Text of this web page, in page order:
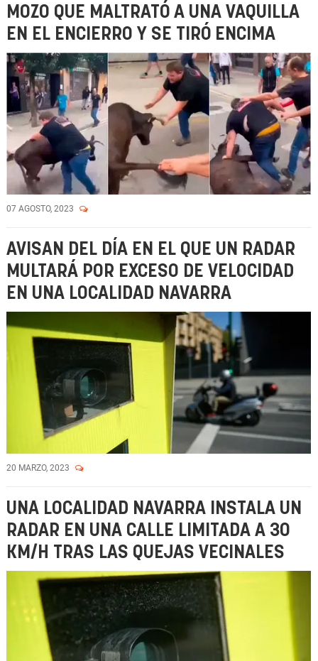
MOZO QUE MALTRATÓ A UNA VAQUILLA
EN EL ENCIERRO Y SE TIRÓ ENCIMA
07 AGOSTO, 2023
AVISAN DEL DÍA EN EL QUE UN RADAR
MULTARÁ POR EXCESO DE VELOCIDAD
EN UNA LOCALIDAD NAVARRA
20 MARZO, 2023
UNA LOCALIDAD NAVARRA INSTALA UN
RADAR EN UNA CALLE LIMITADA A 30
KM/H TRAS LAS QUEJAS VECINALES